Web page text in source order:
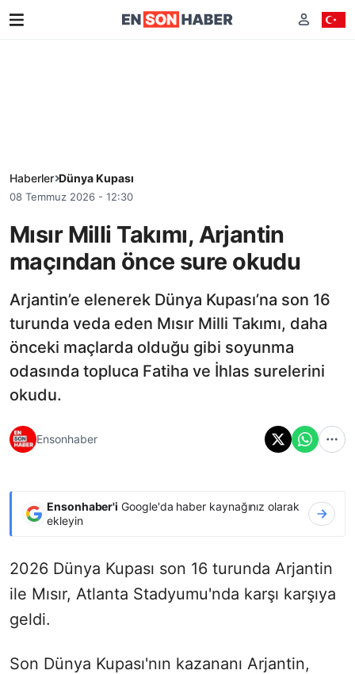
Haberler Dünya Kupası
08 Temmuz 2026 - 12:30
Mısır Milli Takımı, Arjantin
maçından önce sure okudu
Arjantin’e elenerek Dünya Kupası’na son 16
turunda veda eden Mısır Milli Takımı, daha
önceki maçlarda olduğu gibi soyunma
odasında topluca Fatiha ve İhlas surelerini
okudu.
Ensonhaber
Ensonhaber'i Google'da haber kaynağınız olarak
ekleyin
2026 Dünya Kupası son 16 turunda Arjantin
ile Mısır, Atlanta Stadyumu'nda karşı karşıya
geldi.
Son Dünya Kupası'nın kazananı Arjantin,